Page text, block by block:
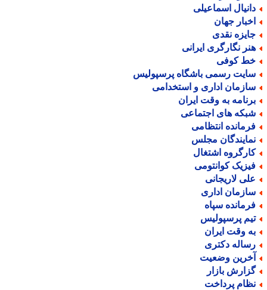
اسماعیلی
جهان
نقدی
نگارگری ایرانی
کوفی
رسمی باشگاه پرسپولیس
اداری و استخدامی
به وقت ایران
های اجتماعی
انتظامی
مجلس
اشتغال
کوانتومی
لاریجانی
اداری
سپاه
پرسپولیس
وقت ایران
دکتری
وضعیت
بازار
پرداخت